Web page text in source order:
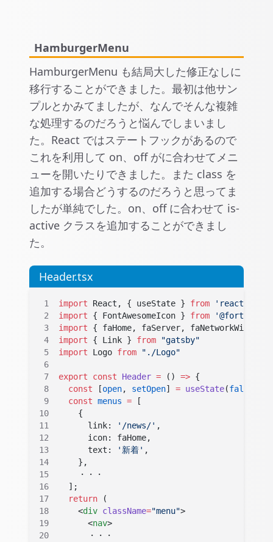
HamburgerMenu
HamburgerMenu も結局大した修正なしに
移行することができました。最初は他サン
プルとかみてましたが、なんでそんな複雑
な処理するのだろうと悩んでしまいまし
た。React ではステートフックがあるので
これを利用して on、off がに合わせてメニ
ューを開いたりできました。また class を
追加する場合どうするのだろうと思ってま
したが単純でした。on、off に合わせて is-
active クラスを追加することができまし
た。
Header.tsx
import React, { useState } from 'react'
import { FontAwesomeIcon } from
import { faHome, faServer,
import { Link } from "gatsby"
import Logo from "./Logo"
export const Header = () => {
  const
[open, setOpen] = useState(false
  const
menus = [
    {
      link:
'/news/' ,
      icon: faHome,
      text:
'新着' ,
    },
    ・・・
  ];
  return
(
    <
div className="menu">
      <
nav>
      ・・・